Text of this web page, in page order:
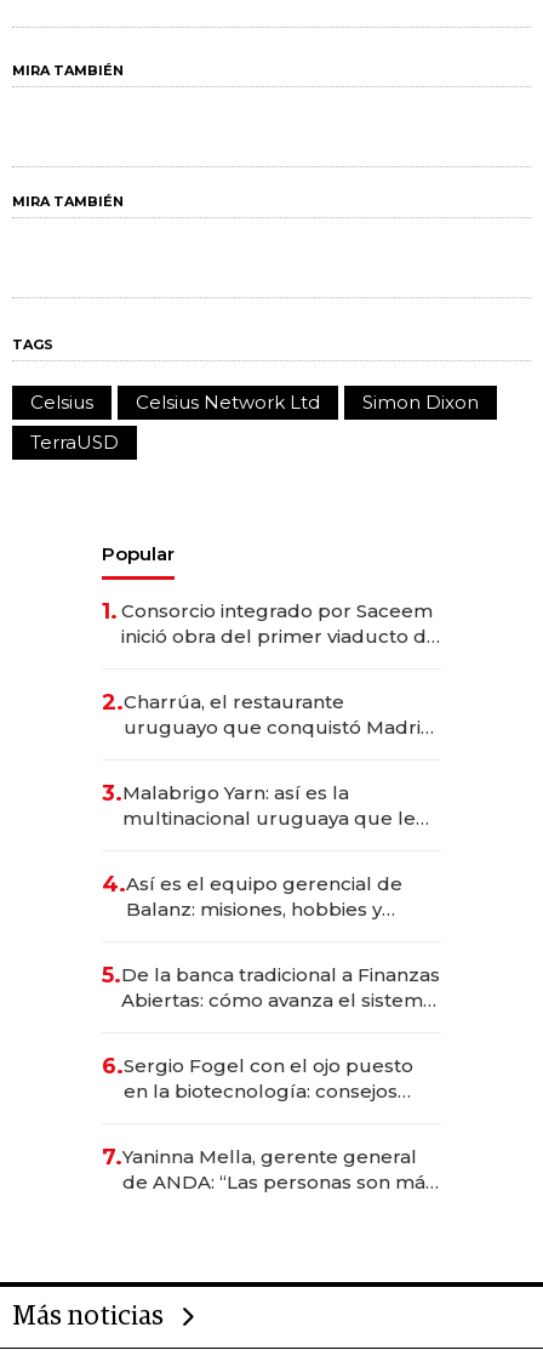
MIRA TAMBIÉN
MIRA TAMBIÉN
TAGS
Celsius Celsius Network Ltd
Simon Dixon
TerraUSD
Popular
1. Consorcio integrado por Saceem
inició obra del primer viaducto de
millones
2.Charrúa, el restaurante
uruguayo que conquistó Madrid:
anticipación y prepara apertura
3.Malabrigo Yarn: así es la
multinacional uruguaya que le
4.Así es el equipo gerencial de
Balanz: misiones, hobbies y
5.De la banca tradicional a Finanzas
Abiertas: cómo avanza el sistema
6.Sergio Fogel con el ojo puesto
en la biotecnología: consejos
rol de la IA
7.Yaninna Mella, gerente general
de ANDA: “Las personas son más
Más noticias